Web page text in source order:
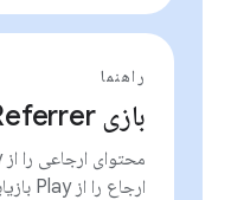
راهنما
بازی Install Referrer
ارجاع را از Play بازیابی کنید